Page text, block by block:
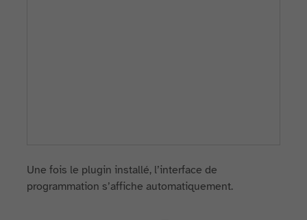
Une fois le plugin installé, l’interface de
programmation s’affiche automatiquement.